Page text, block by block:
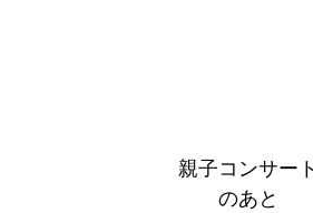
親子コンサート
のあと